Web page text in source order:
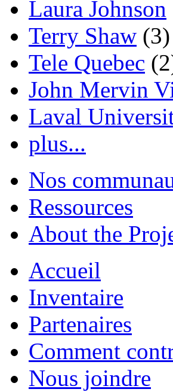
Laura Johnson
Terry Shaw (3)
Tele Quebec
John Mervin
Laval
plus...
Nos
Ressources
About the
Accueil
Inventaire
Partenaires
Comment
Nous joindre